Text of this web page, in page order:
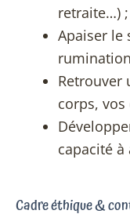
retraite…) ;
Apaiser le
Retrouver
corps,
capacité
Cadre éthique &